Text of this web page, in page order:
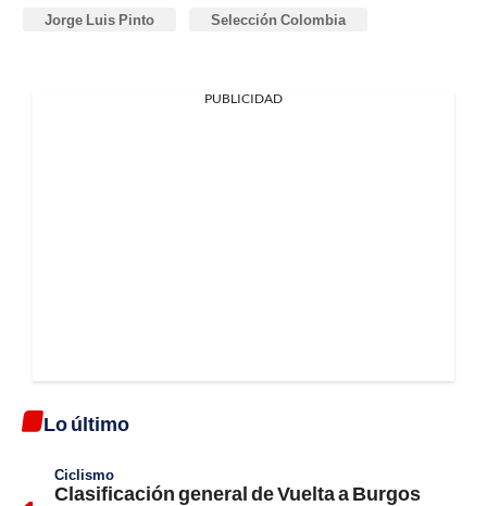
Jorge Luis Pinto Selección Colombia
PUBLICIDAD
Lo último
Ciclismo
Clasificación general de Vuelta a Burgos